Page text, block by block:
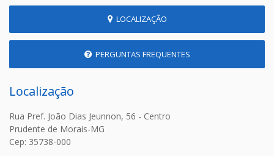
LOCALIZAÇÃO
PERGUNTAS FREQUENTES
Localização
Rua Pref. João Dias Jeunnon, 56 - Centro
Prudente de Morais-MG
Cep: 35738-000